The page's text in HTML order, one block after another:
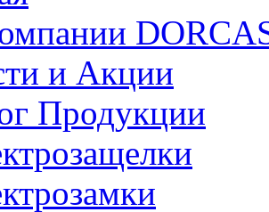
и Акции
Продукции